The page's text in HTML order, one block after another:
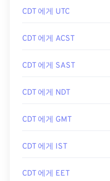
CDT 에게 UTC
CDT 에게 ACST
CDT 에게 SAST
CDT 에게 NDT
CDT 에게 GMT
CDT 에게 IST
CDT 에게 EET